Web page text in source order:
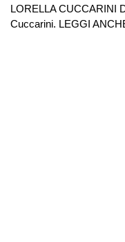
LORELLA CUCCARINI
Cuccarini. LEGGI